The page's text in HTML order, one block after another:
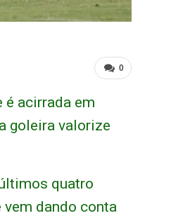
0
acirrada em
goleira valorize
quatro
dando conta